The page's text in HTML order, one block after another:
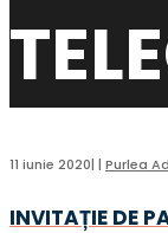
11 iunie 2020| | Purlea
INVITAȚIE DE